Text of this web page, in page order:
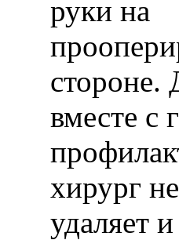
руки на
стороне.
вместе с
хирург
удаляет